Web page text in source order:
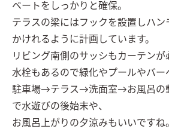
ベートをしっかりと確保。
テラスの梁にはフックを設置しハン
かけれるように計画しています。
リビング南側のサッシもカーテンが
水栓もあるので緑化やプールやバー
駐車場→テラス→洗面室→お風呂の
で水遊びの後始末や、
お風呂上がりの夕涼みもいいですね